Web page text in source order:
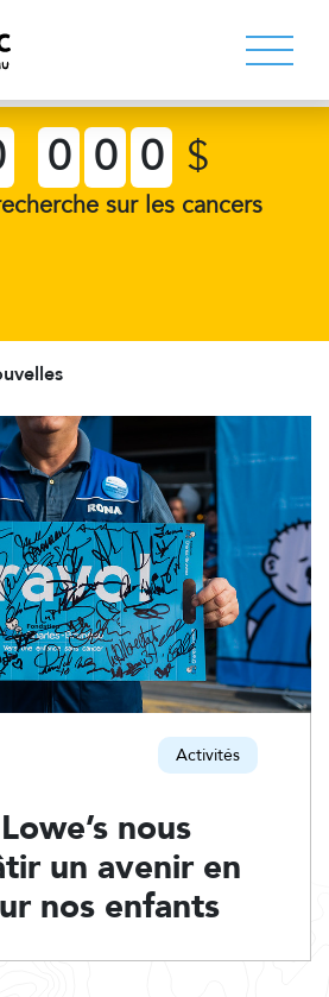
0 0 0 $
sur les cancers
Activités
nous
un avenir en
nos enfants